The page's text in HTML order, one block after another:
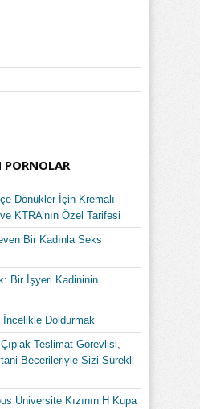
PORNOLAR
Dönükler İçin Kremalı
KTRA’nın Özel Tarifesi
Bir Kadınla Seks
Bir İşyeri Kadininin
Doldurmak
Teslimat Görevlisi,
Becerileriyle Sizi Sürekli
Üniversite Kızının H Kupa